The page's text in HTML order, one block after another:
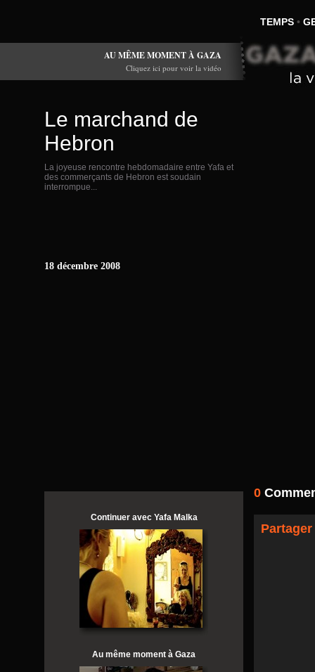
TEMPS •
0
Partager
Le marchand de
Hebron
La joyeuse rencontre hebdomadaire entre Yafa et
des commerçants de Hebron est soudain
interrompue...
18 décembre 2008
Continuer avec Yafa Malka
Au même moment à Gaza
AU MÊME MOMENT À GAZA
Cliquez ici pour voir la vidéo